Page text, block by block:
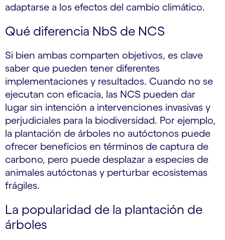
adaptarse a los efectos del cambio climático.
Qué diferencia NbS de NCS
Si bien ambas comparten objetivos, es clave
saber que pueden tener diferentes
implementaciones y resultados. Cuando no se
ejecutan con eficacia, las NCS pueden dar
lugar sin intención a intervenciones invasivas y
perjudiciales para la biodiversidad. Por ejemplo,
la plantación de árboles no autóctonos puede
ofrecer beneficios en términos de captura de
carbono, pero puede desplazar a especies de
animales autóctonas y perturbar ecosistemas
frágiles.
La popularidad de la plantación de
árboles